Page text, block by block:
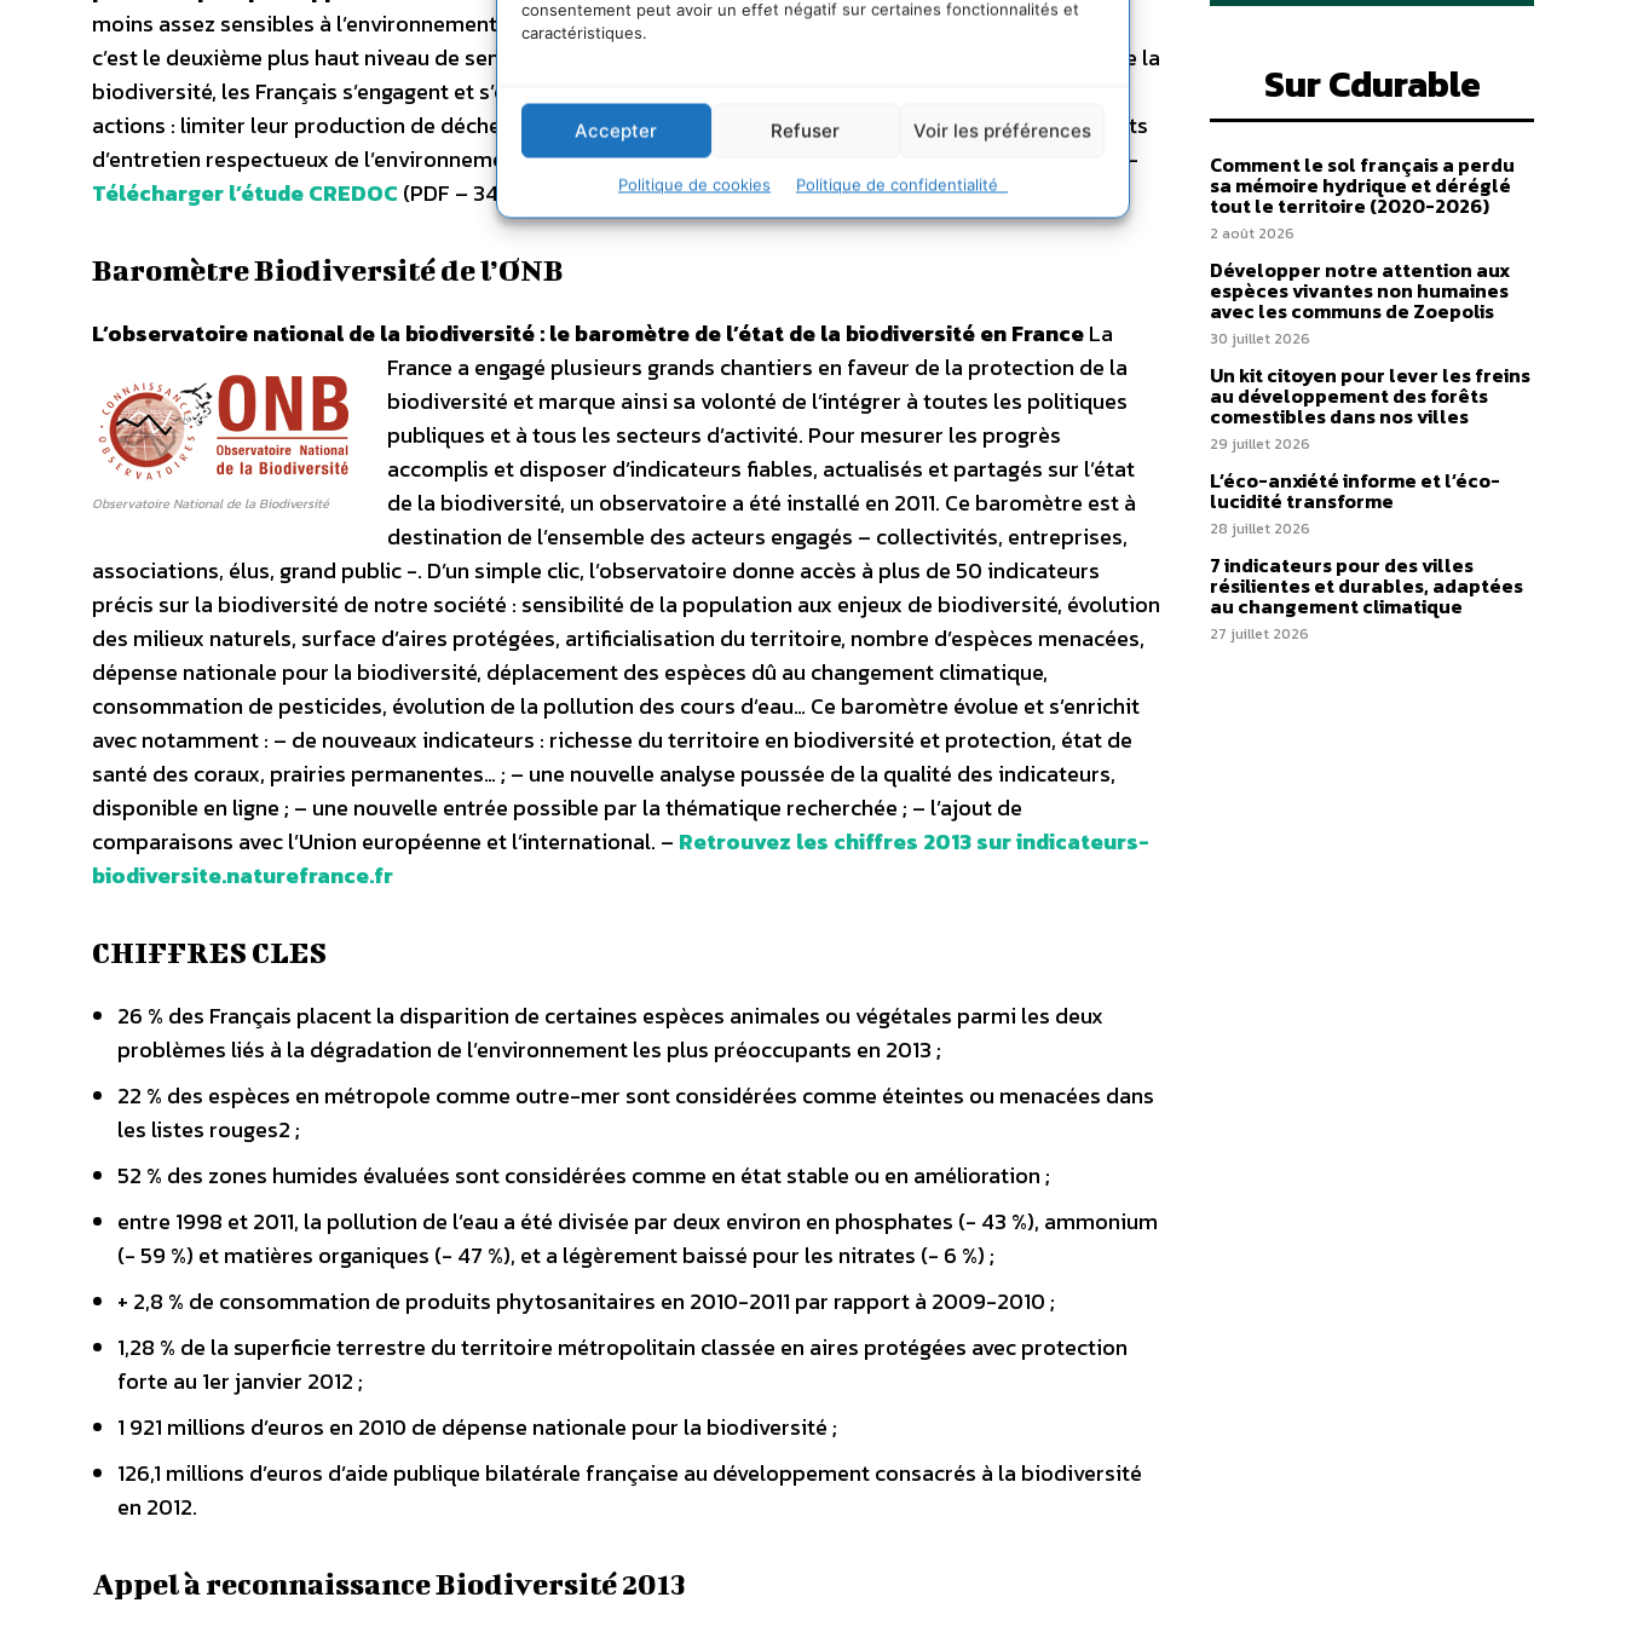
consentement peut avoir un effet négatif sur certaines fonctionnalités et
caractéristiques.
Accepter Refuser Voir les préférences
Politique de cookies Politique de confidentialité
moins assez sensibles à l’environnement tandis que 47 % se disent hautement sensibles. Depuis dix ans,
c’est le deuxième plus haut niveau de sensibilité jamais atteint. Au-delà de la connaissance des enjeux de la
biodiversité, les Français s’engagent et s’efforcent de protéger la biodiversité au travers de plusieurs
actions : limiter leur production de déchets, utiliser peu d’engrais ou de pesticides, privilégier des produits
d’entretien respectueux de l’environnement, consommer des aliments issus de l’agriculture biologique… –
Télécharger l’étude CREDOC (PDF – 349 Ko)
Baromètre Biodiversité de l’ONB
L’observatoire national de la biodiversité : le baromètre de l’état de la biodiversité en France
Observatoire National de la Biodiversité
La
France a engagé plusieurs grands chantiers en faveur de la protection de la
biodiversité et marque ainsi sa volonté de l’intégrer à toutes les politiques
publiques et à tous les secteurs d’activité. Pour mesurer les progrès
accomplis et disposer d’indicateurs fiables, actualisés et partagés sur l’état
de la biodiversité, un observatoire a été installé en 2011. Ce baromètre est à
destination de l’ensemble des acteurs engagés – collectivités, entreprises,
associations, élus, grand public -. D’un simple clic, l’observatoire donne accès à plus de 50 indicateurs
précis sur la biodiversité de notre société : sensibilité de la population aux enjeux de biodiversité, évolution
des milieux naturels, surface d’aires protégées, artificialisation du territoire, nombre d’espèces menacées,
dépense nationale pour la biodiversité, déplacement des espèces dû au changement climatique,
consommation de pesticides, évolution de la pollution des cours d’eau… Ce baromètre évolue et s’enrichit
avec notamment : – de nouveaux indicateurs : richesse du territoire en biodiversité et protection, état de
santé des coraux, prairies permanentes… ; – une nouvelle analyse poussée de la qualité des indicateurs,
disponible en ligne ; – une nouvelle entrée possible par la thématique recherchée ; – l’ajout de
comparaisons avec l’Union européenne et l’international. – Retrouvez les chiffres 2013 sur indicateurs-
biodiversite.naturefrance.fr
CHIFFRES CLES
26 % des Français placent la disparition de certaines espèces animales ou végétales parmi les deux
problèmes liés à la dégradation de l’environnement les plus préoccupants en 2013 ;
22 % des espèces en métropole comme outre-mer sont considérées comme éteintes ou menacées dans
les listes rouges2 ;
52 % des zones humides évaluées sont considérées comme en état stable ou en amélioration ;
entre 1998 et 2011, la pollution de l’eau a été divisée par deux environ en phosphates (- 43 %), ammonium
(- 59 %) et matières organiques (- 47 %), et a légèrement baissé pour les nitrates (- 6 %) ;
+ 2,8 % de consommation de produits phytosanitaires en 2010-2011 par rapport à 2009-2010 ;
1,28 % de la superficie terrestre du territoire métropolitain classée en aires protégées avec protection
forte au 1er janvier 2012 ;
1 921 millions d’euros en 2010 de dépense nationale pour la biodiversité ;
126,1 millions d’euros d’aide publique bilatérale française au développement consacrés à la biodiversité
en 2012.
Appel à reconnaissance Biodiversité 2013
Sur Cdurable
Comment le sol français a perdu
sa mémoire hydrique et déréglé
tout le territoire (2020-2026)
2 août 2026
Développer notre attention aux
espèces vivantes non humaines
avec les communs de Zoepolis
30 juillet 2026
Un kit citoyen pour lever les freins
au développement des forêts
comestibles dans nos villes
29 juillet 2026
L’éco-anxiété informe et l’éco-
lucidité transforme
28 juillet 2026
7 indicateurs pour des villes
résilientes et durables, adaptées
au changement climatique
27 juillet 2026